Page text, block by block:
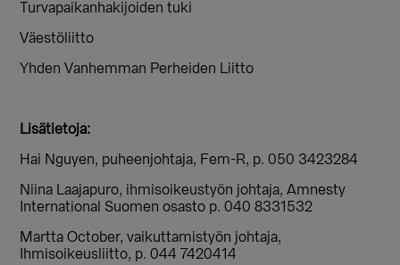
Turvapaikanhakijoiden tuki
Väestöliitto
Yhden Vanhemman Perheiden Liitto
Lisätietoja:
Hai Nguyen, puheenjohtaja, Fem-R, p. 050 3423284
Niina Laajapuro, ihmisoikeustyön johtaja, Amnesty
International Suomen osasto p. 040 8331532
Martta October, vaikuttamistyön johtaja,
Ihmisoikeusliitto, p. 044 7420414